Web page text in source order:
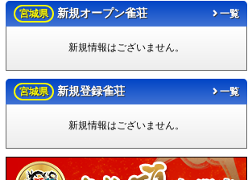
宮城県 新規オープン雀荘 一覧
新規情報はございません。
宮城県 新規登録雀荘 一覧
新規情報はございません。